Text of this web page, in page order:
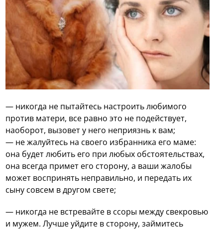
— никогда не пытайтесь настроить любимого
против матери, все равно это не подействует,
наоборот, вызовет у него неприязнь к вам;
— не жалуйтесь на своего избранника его маме:
она будет любить его при любых обстоятельствах,
она всегда примет его сторону, а ваши жалобы
может воспринять неправильно, и передать их
сыну совсем в другом свете;
— никогда не встревайте в ссоры между свекровью
и мужем. Лучше уйдите в сторону, займитесь